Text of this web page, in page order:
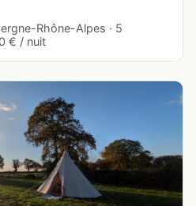
Rhône-Alpes · 5
€ / nuit